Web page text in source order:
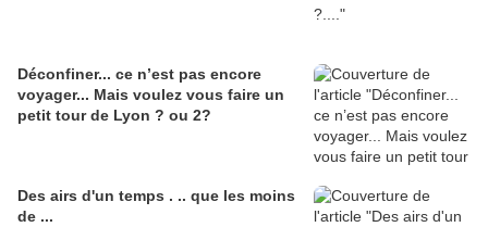
Déconfiner... ce n’est pas encore
voyager... Mais voulez vous faire un
petit tour de Lyon ? ou 2?
Des airs d'un temps . .. que les moins
de ...